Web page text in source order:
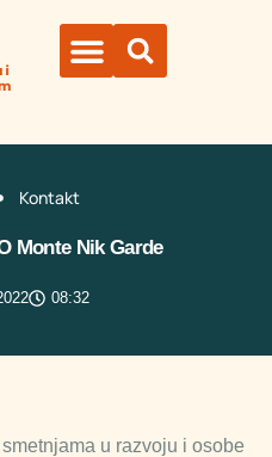
Kontakt
Monte Nik Garde
08:32
u razvoju i osobe